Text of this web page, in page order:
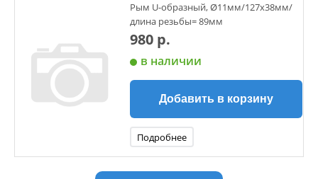
Рым U-образный, Ø11мм/127x38мм/
длина резьбы= 89мм
980 р.
в наличии
Добавить в корзину
Подробнее